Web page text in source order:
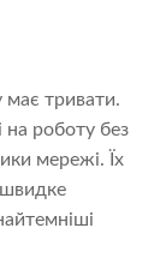
тривати.
на роботу без
мережі. Їх
швидке